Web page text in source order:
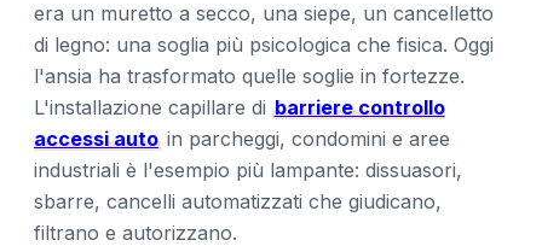
era un muretto a secco, una siepe, un cancelletto
di legno: una soglia più psicologica che fisica. Oggi
l'ansia ha trasformato quelle soglie in fortezze.
L'installazione capillare di barriere controllo
accessi autoin parcheggi, condomini e aree
industriali è l'esempio più lampante: dissuasori,
sbarre, cancelli automatizzati che giudicano,
filtrano e autorizzano.